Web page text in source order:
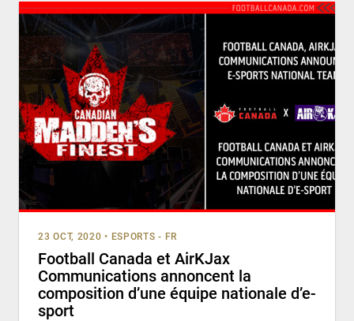
23 OCT, 2020 • ESPORTS - FR
Football Canada et AirKJax
Communications annoncent la
composition d’une équipe nationale d’e-
sport